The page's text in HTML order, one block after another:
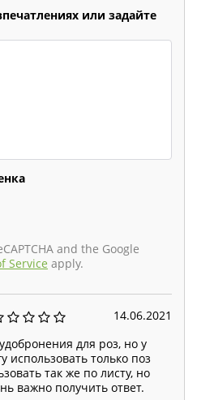
или задайте
and the Google
Service apply.
14.06.2021
для роз, но у
использовать только поз
так же по листу, но
важно получить ответ.